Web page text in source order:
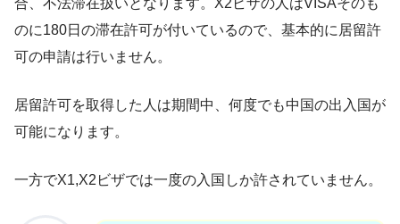
のに180日の滞在許可が付いているので、基本的に居留許
可の申請は行いません。
居留許可を取得した人は期間中、何度でも中国の出入国が
可能になります。
一方でX1,X2ビザでは一度の入国しか許されていません。